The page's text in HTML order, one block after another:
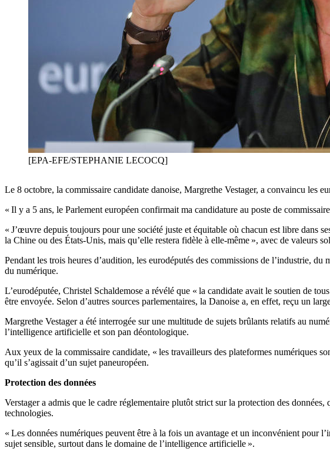
[EPA-EFE/STEPHANIE LECOCQ]
Le 8 octobre, la commissaire candidate danoise, Margrethe Vestager, a convaincu les
« Il y a 5 ans, le Parlement européen confirmait ma candidature au poste de
« J’œuvre depuis toujours pour une société juste et équitable où chacun est libre dans
la Chine ou des États-Unis, mais qu’elle restera fidèle à elle-même », avec de valeurs
Pendant les trois heures d’audition, les eurodéputés des commissions de l’industrie,
du numérique.
L’eurodéputée, Christel Schaldemose a révélé que « la candidate avait le soutien de
être envoyée. Selon d’autres sources parlementaires, la Danoise a, en effet, reçu un
Margrethe Vestager a été interrogée sur une multitude de sujets brûlants relatifs au
l’intelligence artificielle et son pan déontologique.
Aux yeux de la commissaire candidate, « les travailleurs des plateformes numériques
qu’il s’agissait d’un sujet paneuropéen.
Protection des données
Verstager a admis que le cadre réglementaire plutôt strict sur la protection des
technologies.
« Les données numériques peuvent être à la fois un avantage et un inconvénient pour
sujet sensible, surtout dans le domaine de l’intelligence artificielle ».